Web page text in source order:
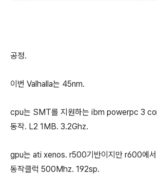
공정.
이번 Valhalla는 45nm.
cpu는 SMT를 지원하는 ibm powerpc 3
동작. L2 1MB. 3.2Ghz.
gpu는 ati xenos. r500기반이지만 r600에서
동작클럭 500Mhz. 192sp.